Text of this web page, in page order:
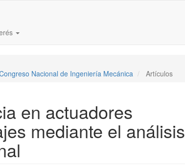
Nacional de Ingeniería Mecánica
Artículos
en actuadores
mediante el análisis